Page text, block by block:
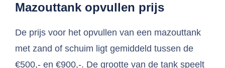
Mazouttank opvullen prijs
De prijs voor het opvullen van een mazouttank
met zand of schuim ligt gemiddeld tussen de
€500,- en €900,-. De grootte van de tank speelt